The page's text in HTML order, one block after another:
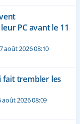
PC avant le 11
août 2026 08:10
fait trembler les
août 2026 08:09